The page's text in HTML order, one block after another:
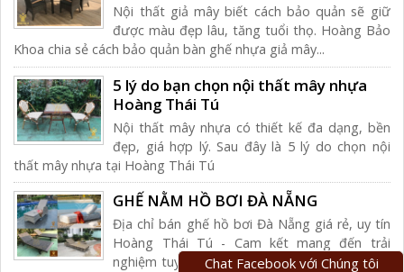
Nội thất giả mây biết cách bảo quản sẽ giữ
được màu đẹp lâu, tăng tuổi thọ. Hoàng Bảo
Khoa chia sẻ cách bảo quản bàn ghế nhựa giả mây...
5 lý do bạn chọn nội thất mây nhựa
Hoàng Thái Tú
Nội thất mây nhựa có thiết kế đa dạng, bền
đẹp, giá hợp lý. Sau đây là 5 lý do chọn nội
thất mây nhựa tại Hoàng Thái Tú
GHẾ NẰM HỒ BƠI ĐÀ NẴNG
Địa chỉ bán ghế hồ bơi Đà Nẵng giá rẻ, uy tín
Hoàng Thái Tú - Cam kết mang đến trải
nghiệm tuyệt vời nhất cho khách hàng từ chất
Chat Facebook với Chúng tôi